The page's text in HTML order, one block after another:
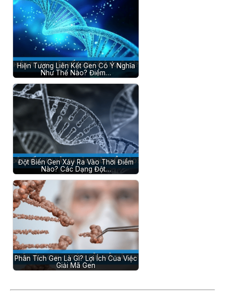
Hiện Tượng Liên Kết Gen Có Ý Nghĩa
Như Thế Nào? Điểm…
Đột Biến Gen Xảy Ra Vào Thời Điểm
Nào? Các Dạng Đột…
Phân Tích Gen Là Gì? Lợi Ích Của Việc
Giải Mã Gen